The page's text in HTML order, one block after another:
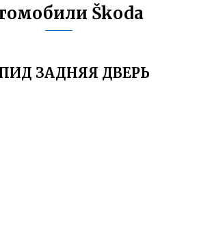
Škoda
ЗАДНЯЯ ДВЕРЬ